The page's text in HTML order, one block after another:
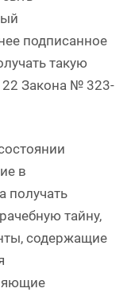
подписанное
такую
22 Закона № 323-
в
получать
тайну,
содержащие